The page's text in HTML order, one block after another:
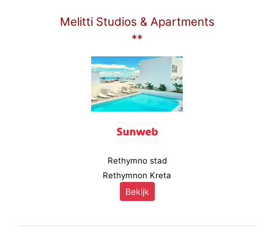
Melitti Studios & Apartments
**
Rethymno stad
Rethymnon Kreta
Bekijk